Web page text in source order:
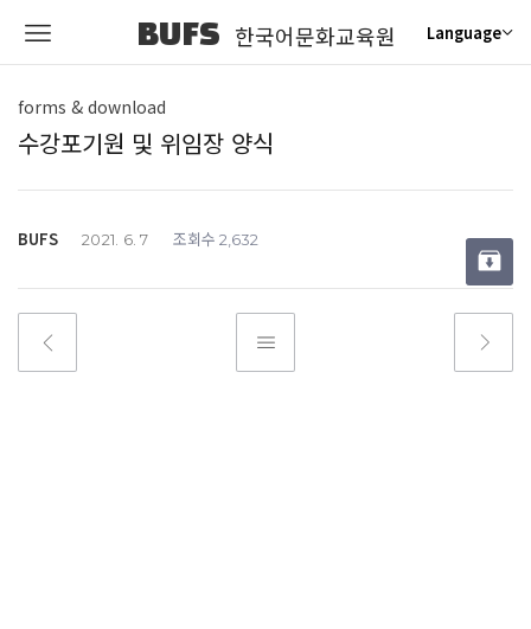
BUFS 한국어문화교육원 Language
forms & download
수강포기원 및 위임장 양식
BUFS 2021. 6. 7 조회수 2,632